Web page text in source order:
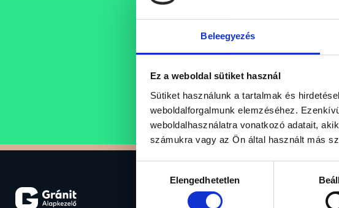
Beleegyezés
Ez a weboldal sütiket használ
Sütiket használunk a tartalmak és
weboldalforgalmunk elemzéséhez.
weboldalhasználatra vonatkozó adatait,
számukra vagy az Ön által használt más
kiválasztásaElengedhetetlen
Állásajánlataink
Folyamatosan bővülő csapatunkba
támogató szellemi műhely keretein
karrierjüket.